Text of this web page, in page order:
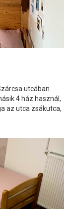
utcában
4 ház használ,
az utca zsákutca,